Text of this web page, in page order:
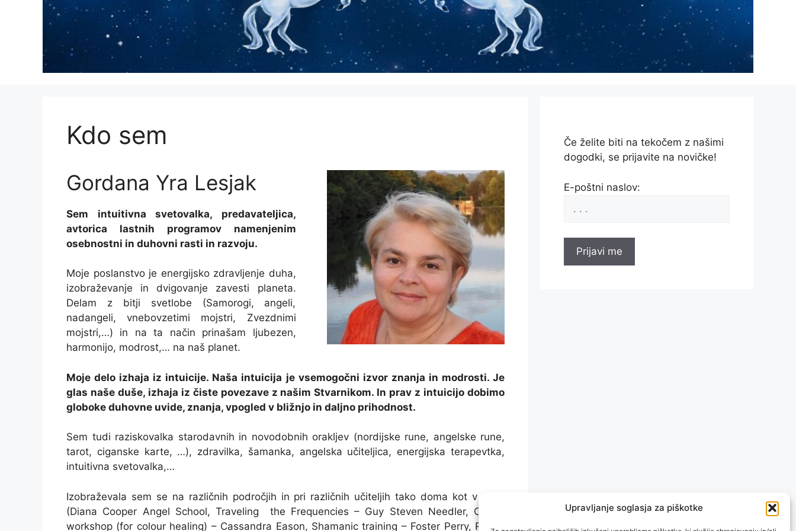
Upravljanje soglasja za piškotke
Kdo sem
Gordana Yra Lesjak
Sem intuitivna svetovalka, predavateljica,
avtorica lastnih programov namenjenim
osebnostni in duhovni rasti in razvoju.
Moje poslanstvo je energijsko zdravljenje duha,
izobraževanje in dvigovanje zavesti planeta.
Delam z bitji svetlobe (Samorogi, angeli,
nadangeli, vnebovzetimi mojstri, Zvezdnimi
mojstri,…) in na ta način prinašam ljubezen,
harmonijo, modrost,… na naš planet.
Moje delo izhaja iz intuicije. Naša intuicija je vsemogočni izvor znanja in modrosti. Je
glas naše duše, izhaja iz čiste povezave z našim Stvarnikom. In prav z intuicijo dobimo
globoke duhovne uvide, znanja, vpogled v bližnjo in daljno prihodnost.
Sem tudi raziskovalka starodavnih in novodobnih orakljev (nordijske rune, angelske rune,
tarot, ciganske karte, …), zdravilka, šamanka, angelska učiteljica, energijska terapevtka,
intuitivna svetovalka,…
Izobraževala sem se na različnih področjih in pri različnih učiteljih tako doma kot v tujini
(Diana Cooper Angel School, Traveling the Frequencies – Guy Steven Needler, Colour
workshop (for colour healing) – Cassandra Eason, Shamanic training – Foster Perry, Realm
Če želite biti na tekočem z našimi
dogodki, se prijavite na novičke!
E-poštni naslov: